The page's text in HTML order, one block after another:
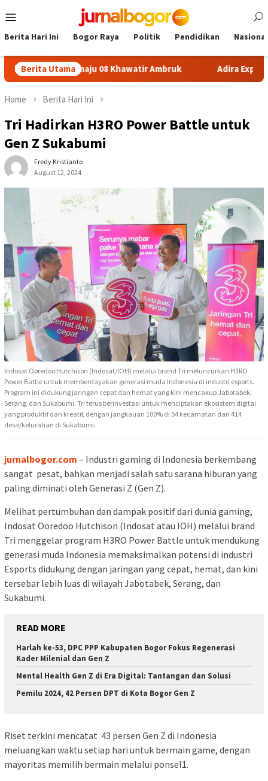
to
Menu
Berita Hari Ini Bogor Raya Politik Pendidikan Nasional
Berita Utama
Sukamaju 08 Khawatir Ambruk Adira Expo Merdeka
Home Berita Hari Ini
Tri Hadirkan H3RO Power Battle untuk
Gen Z Sukabumi
Fredy Kristianto
August 12, 2024
Indosat Ooredoo Hutchison (Indosat/IOH) melalui brand Tri meluncurkan H3RO
Power Battle untuk memberdayakan generasi muda Indonesia di industri esports.
Program ini didukung jaringan cepat dan hemat yang kini mencakup Jabotabek,
Serang, dan Sukabumi. Tri terus berinvestasi untuk menciptakan ekosistem digital
yang produktif dan kreatif, dengan jangkauan 100% di 54 kecamatan dan 414
desa/kelurahan di Sukabumi.
jurnalbogor.com – Industri gaming di Indonesia berkembang
sangat pesat, bahkan menjadi salah satu sarana hiburan yang
paling diminati oleh Generasi Z (Gen Z).
Melihat pertumbuhan dan dampak positif dari dunia gaming,
Indosat Ooredoo Hutchison (Indosat atau IOH) melalui brand
Tri menggelar program H3RO Power Battle untuk mendukung
generasi muda Indonesia memaksimalkan potensi di industri
Esports didukung dengan jaringan yang cepat, hemat, dan kini
tersebar lebih luas di wilayah Jabotabek, Serang, dan
Sukabumi.
READ MORE
Harlah ke-53, DPC PPP Kabupaten Bogor Fokus Regenerasi
Kader Milenial dan Gen Z
Mental Health Gen Z di Era Digital: Tantangan dan Solusi
Pemilu 2024, 42 Persen DPT di Kota Bogor Gen Z
Riset terkini mencatat 43 persen Gen Z di Indonesia
meluangkan waktu setiap hari untuk bermain game, dengan
mayoritas memilih bermain melalui ponsel1.